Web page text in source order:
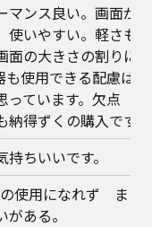
ンス良い。画面が見
いやすい。軽さも十
の大きさの割りに本
使用できる配慮はさ
っています。欠点
得ずくの購入です。
ちいいです。
使用になれず また
ある。